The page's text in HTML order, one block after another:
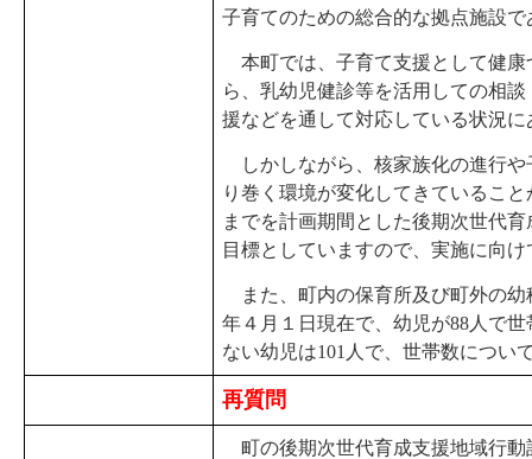
子育てのための総合的な拠点施設で
本町では、子育て支援として健康
ら、乳幼児健診等を活用しての相
援などを通して対応している状況に
しかしながら、核家族化の進行や
り巻く環境が変化してきているこ
までを計画期間とした後期次世代
目標としていますので、実施に向
また、町内の保育所及び町外の幼
年４月１日現在で、幼児が88人で
ない幼児は101人で、世帯数につい
再質問
町の後期次世代育成支援地域行動